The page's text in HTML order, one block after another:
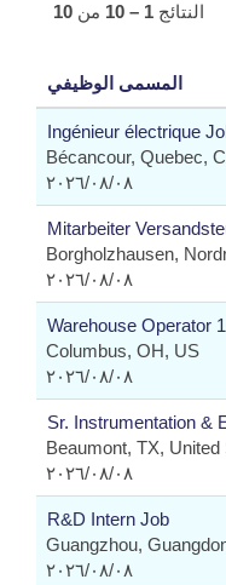
النتائج 1 – 10 من 10
المسمى الوظيفي
Ingénieur électrique
Bécancour, Quebec,
٠٨‏/٠٨‏/٢٠٢٦
Mitarbeiter
Borgholzhausen,
٠٨‏/٠٨‏/٢٠٢٦
Warehouse Operator
Columbus, OH, US
٠٨‏/٠٨‏/٢٠٢٦
Sr. Instrumentation &
Beaumont, TX, United
٠٨‏/٠٨‏/٢٠٢٦
R&D Intern Job
Guangzhou,
٠٨‏/٠٨‏/٢٠٢٦